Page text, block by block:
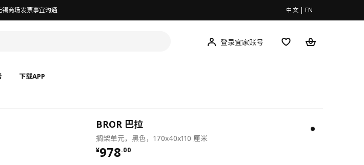
锡商场发票事宜沟通 中文 | EN
登录宜家账号
下载APP
BROR 巴拉
搁架单元，黑色，170x40x110 厘米
¥978.00
¥ 978.00